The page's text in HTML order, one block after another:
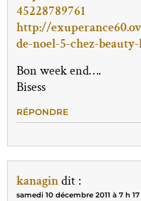
45228789761
http://
de-noel-5-chez-
Bon week end….
Bisess
RÉPONDRE
kanagindit :
samedi 10 décembre 2011 à 7 h